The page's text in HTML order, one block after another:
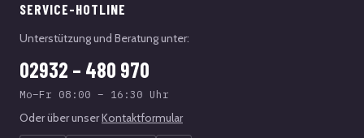
SERVICE-HOTLINE
Unterstützung und Beratung unter:
02932 – 480 970
Mo–Fr 08:00 – 16:30 Uhr
Oder über unserKontaktformular